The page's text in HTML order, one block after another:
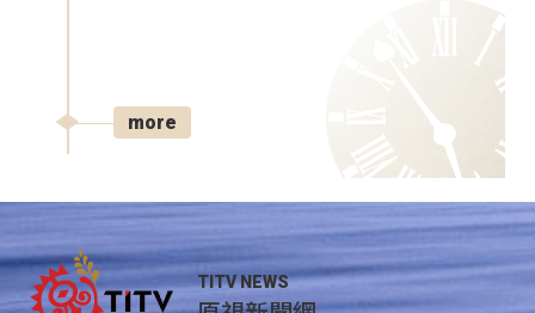
more
TITV NEWS